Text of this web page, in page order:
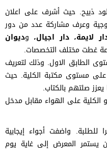
ذبيح. حيث أشرف على اعلان
وعرف مشاركة عدد من دور
لايمة، دار اجيال،وديوان
غطت مختلف التخصصات.
الطابق الاول. وذلك لتعريف
على مستوى مكتبة الكلية. حيث
صلتهم بالكتاب.
على الهواء مقابل مدخل
للطلبة. واضفت أجواء إيجابية
المعرض إلى غاية يوم